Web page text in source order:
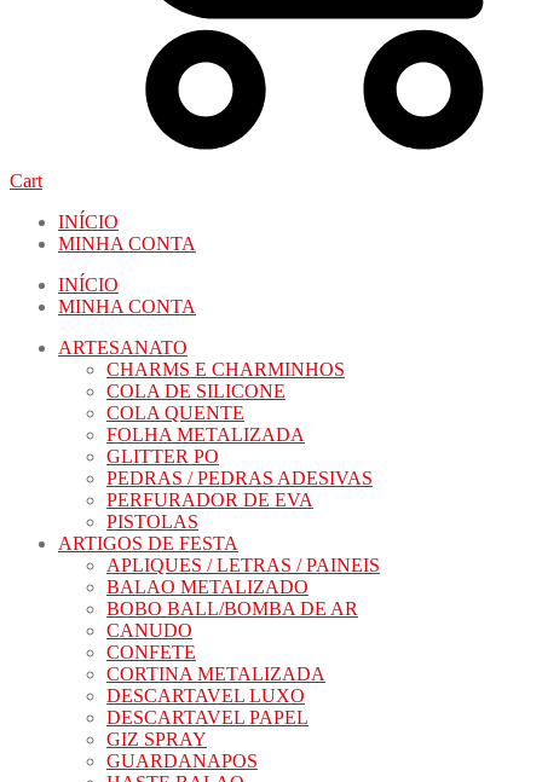
Cart
INÍCIO
MINHA CONTA
INÍCIO
MINHA CONTA
ARTESANATO
CHARMS E CHARMINHOS
COLA DE SILICONE
COLA QUENTE
FOLHA METALIZADA
GLITTER PO
PEDRAS / PEDRAS ADESIVAS
PERFURADOR DE EVA
PISTOLAS
ARTIGOS DE FESTA
APLIQUES / LETRAS / PAINEIS
BALAO METALIZADO
BOBO BALL/BOMBA DE AR
CANUDO
CONFETE
CORTINA METALIZADA
DESCARTAVEL LUXO
DESCARTAVEL PAPEL
GIZ SPRAY
GUARDANAPOS